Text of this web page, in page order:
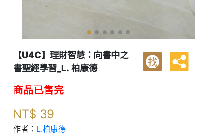
【U4C】理財智慧：向書中之
書聖經學習_L. 柏康德
找
商品已售完
NT$ 39
作者： L.柏康德